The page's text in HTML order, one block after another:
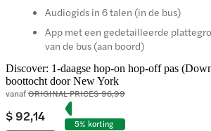
Audiogids in 6 talen (in de bus)
App met een gedetailleerde
van de bus (aan boord)
Discover: 1-daagse hop-on hop-off pas
boottocht door New York
vanafORIGINAL PRICE$ 96,99
$ 92,14
5% korting